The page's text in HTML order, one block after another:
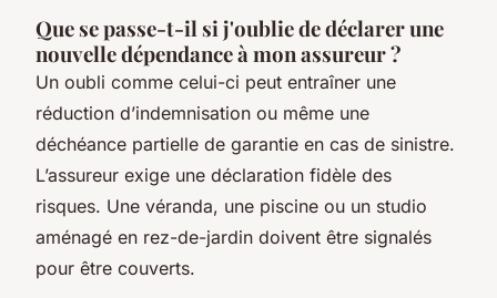
Que se passe-t-il si j'oublie de déclarer une
nouvelle dépendance à mon assureur ?
Un oubli comme celui-ci peut entraîner une
réduction d’indemnisation ou même une
déchéance partielle de garantie en cas de sinistre.
L’assureur exige une déclaration fidèle des
risques. Une véranda, une piscine ou un studio
aménagé en rez-de-jardin doivent être signalés
pour être couverts.